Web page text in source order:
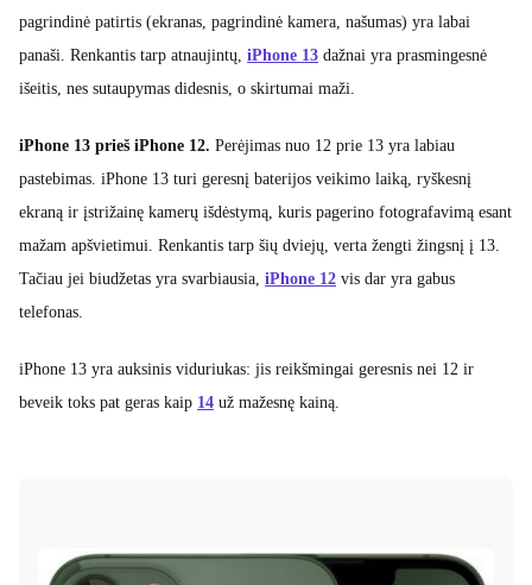
pagrindinė patirtis (ekranas, pagrindinė kamera, našumas) yra labai
panaši. Renkantis tarp atnaujintų, iPhone 13 dažnai yra prasmingesnė
išeitis, nes sutaupymas didesnis, o skirtumai maži.
iPhone 13 prieš iPhone 12. Perėjimas nuo 12 prie 13 yra labiau
pastebimas. iPhone 13 turi geresnį baterijos veikimo laiką, ryškesnį
ekraną ir įstrižainę kamerų išdėstymą, kuris pagerino fotografavimą esant
mažam apšvietimui. Renkantis tarp šių dviejų, verta žengti žingsnį į 13.
Tačiau jei biudžetas yra svarbiausia, iPhone 12 vis dar yra gabus
telefonas.
iPhone 13 yra auksinis viduriukas: jis reikšmingai geresnis nei 12 ir
beveik toks pat geras kaip 14 už mažesnę kainą.